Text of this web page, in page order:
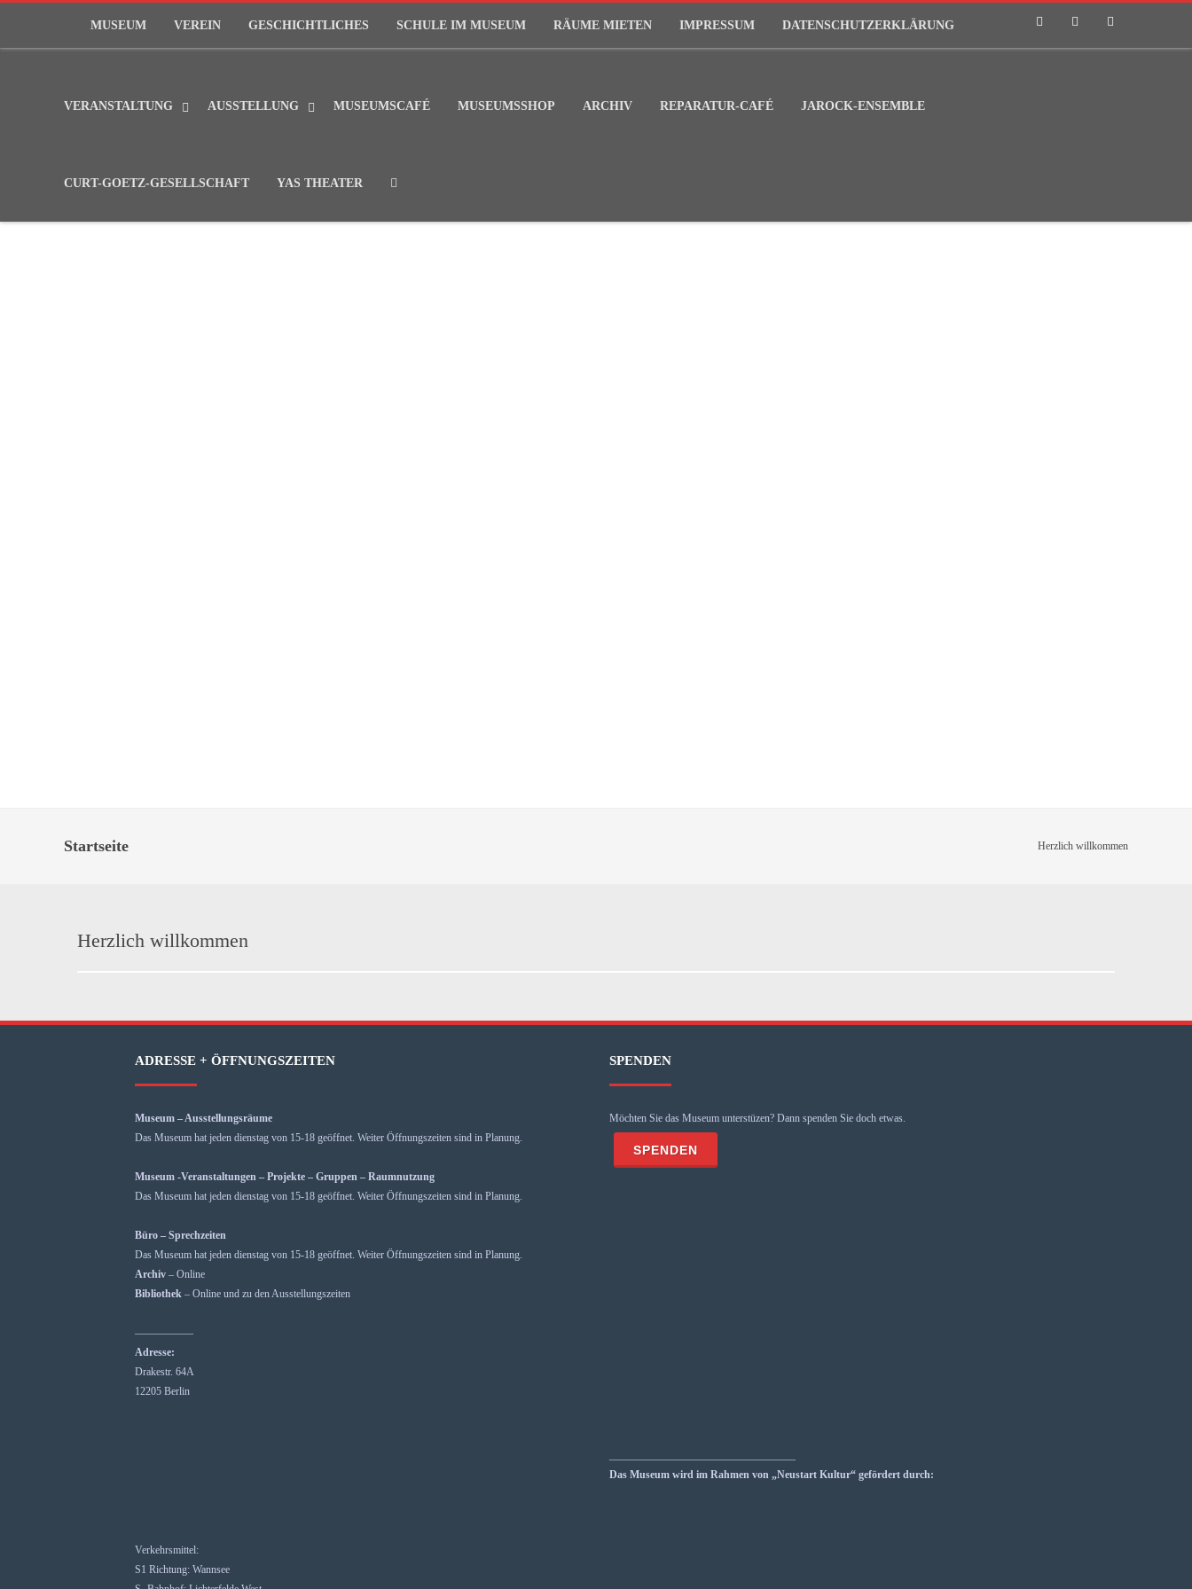
MUSEUM VEREIN GESCHICHTLICHES SCHULE IM MUSEUM RÄUME MIETEN IMPRESSUM DATENSCHUTZERKLÄRUNG
VERANSTALTUNG AUSSTELLUNG MUSEUMSCAFÉ MUSEUMSSHOP ARCHIV REPARATUR-CAFÉ JAROCK-ENSEMBLE
CURT-GOETZ-GESELLSCHAFT YAS THEATER
Startseite Herzlich willkommen
Herzlich willkommen
ADRESSE + ÖFFNUNGSZEITEN
Museum – Ausstellungsräume
Das Museum hat jeden dienstag von 15-18 geöffnet. Weiter Öffnungszeiten sind in Planung.
Museum -Veranstaltungen – Projekte – Gruppen – Raumnutzung
Das Museum hat jeden dienstag von 15-18 geöffnet. Weiter Öffnungszeiten sind in Planung.
Büro – Sprechzeiten
Das Museum hat jeden dienstag von 15-18 geöffnet. Weiter Öffnungszeiten sind in Planung.
Archiv – Online
Bibliothek – Online und zu den Ausstellungszeiten
—————–
Adresse:
Drakestr. 64A
12205 Berlin
Verkehrsmittel:
S1 Richtung: Wannsee
SPENDEN
Möchten Sie das Museum unterstüzen? Dann spenden Sie doch etwas.
Das Museum wird im Rahmen von „Neustart Kultur“ gefördert durch: